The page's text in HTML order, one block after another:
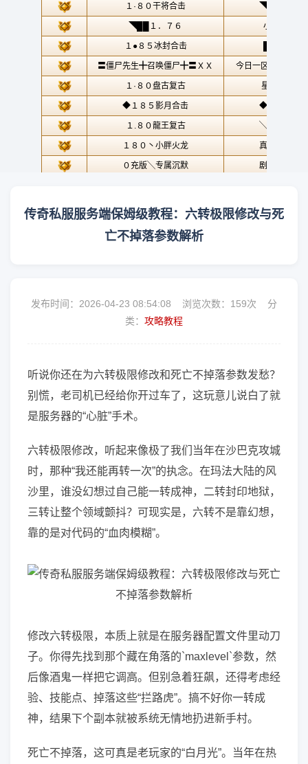
传奇私服服务端保姆级教程：六转极限修改与死
亡不掉落参数解析
发布时间：2026-04-23 08:54:08 浏览次数： 159次 分
类： 攻略教程
听说你还在为六转极限修改和死亡不掉落参数发愁？
别慌，老司机已经给你开过车了，这玩意儿说白了就
是服务器的“心脏”手术。
六转极限修改，听起来像极了我们当年在沙巴克攻城
时，那种“我还能再转一次”的执念。在玛法大陆的风
沙里，谁没幻想过自己能一转成神，二转封印地狱，
三转让整个领域颤抖？可现实是，六转不是靠幻想，
靠的是对代码的“血肉模糊”。
修改六转极限，本质上就是在服务器配置文件里动刀
子。你得先找到那个藏在角落的`maxlevel`参数，然
后像酒鬼一样把它调高。但别急着狂飙，还得考虑经
验、技能点、掉落这些“拦路虎”。搞不好你一转成
神，结果下个副本就被系统无情地扔进新手村。
死亡不掉落，这可真是老玩家的“白月光”。当年在热